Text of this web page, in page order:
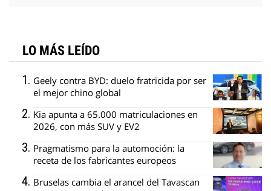
LO MÁS LEÍDO
Geely contra BYD: duelo fratricida por ser
el mejor chino global
Kia apunta a 65.000 matriculaciones en
2026, con más SUV y EV2
Pragmatismo para la automoción: la
receta de los fabricantes europeos
Bruselas cambia el arancel del Tavascan